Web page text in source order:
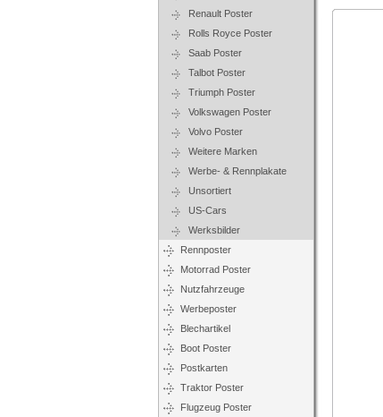
Renault Poster
Rolls Royce Poster
Saab Poster
Talbot Poster
Triumph Poster
Volkswagen Poster
Volvo Poster
Weitere Marken
Werbe- & Rennplakate
Unsortiert
US-Cars
Werksbilder
Rennposter
Motorrad Poster
Nutzfahrzeuge
Werbeposter
Blechartikel
Boot Poster
Postkarten
Traktor Poster
Flugzeug Poster